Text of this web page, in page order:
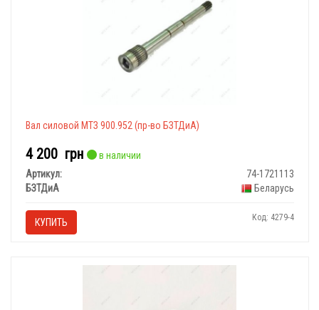
Вал силовой МТЗ 900.952 (пр-во БЗТДиА)
4 200 грн
в наличии
Артикул:
74-1721113
БЗТДиА
Беларусь
КУПИТЬ Код: 4279-4